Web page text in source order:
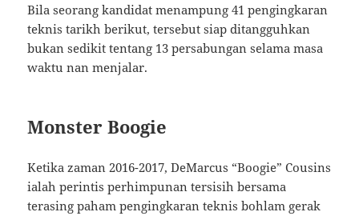
Bila seorang kandidat menampung 41 pengingkaran
teknis tarikh berikut, tersebut siap ditangguhkan
bukan sedikit tentang 13 persabungan selama masa
waktu nan menjalar.
Monster Boogie
Ketika zaman 2016-2017, DeMarcus “Boogie” Cousins
ialah perintis perhimpunan tersisih bersama
terasing paham pengingkaran teknis bohlam gerak